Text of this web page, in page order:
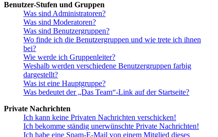
Benutzer-Stufen und Gruppen
Was sind Administratoren?
Was sind Moderatoren?
Was sind Benutzergruppen?
Wo finde ich die Benutzergruppen und wie trete ich ihnen
bei?
Wie werde ich Gruppenleiter?
Weshalb werden verschiedene Benutzergruppen farbig
dargestellt?
Was ist eine Hauptgruppe?
Was bedeutet der „Das Team“-Link auf der Startseite?
Private Nachrichten
Ich kann keine Privaten Nachrichten verschicken!
Ich bekomme ständig unerwünschte Private Nachrichten!
Ich habe eine Spam-E-Mail von einem Mitglied dieses